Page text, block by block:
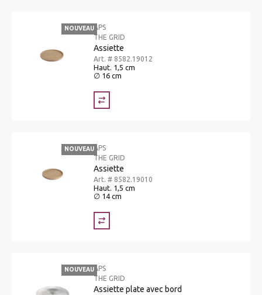
NOUVEAUAPS
THE GRID
Assiette
Art. # 8582.19012
Haut. 1,5 cm
∅ 16 cm
NOUVEAUAPS
THE GRID
Assiette
Art. # 8582.19010
Haut. 1,5 cm
∅ 14 cm
NOUVEAUAPS
THE GRID
Assiette plate avec bord